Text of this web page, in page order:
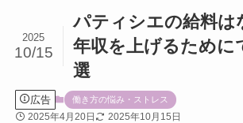
パティシエの給料は
年収を上げるために
選
2025
10/15
広告 働き方の悩み・ストレス
2025年4月20日 2025年10月15日